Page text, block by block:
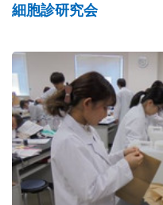
細胞診研究会